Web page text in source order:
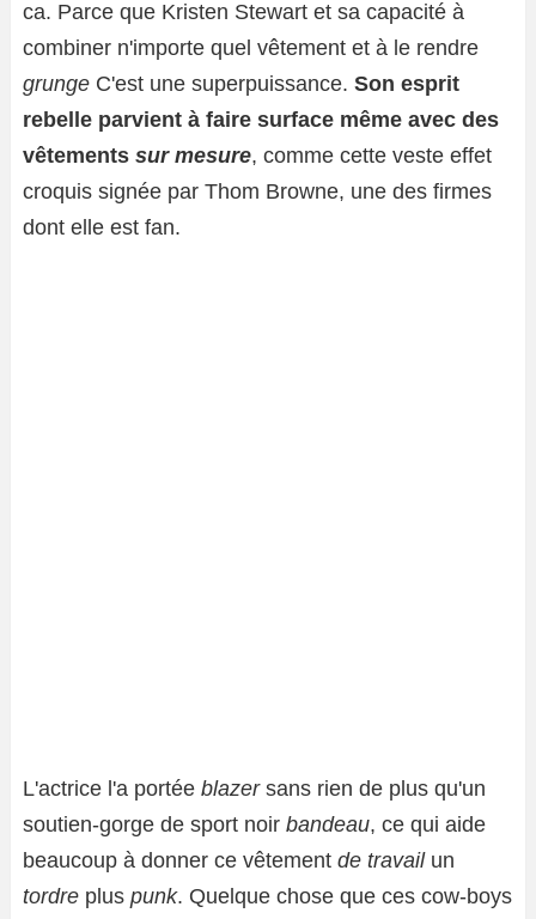
ca. Parce que Kristen Stewart et sa capacité à
combiner n'importe quel vêtement et à le rendre
grunge C'est une superpuissance. Son esprit
rebelle parvient à faire surface même avec des
vêtements sur mesure, comme cette veste effet
croquis signée par Thom Browne, une des firmes
dont elle est fan.
L'actrice l'a portée blazersans rien de plus qu'un
soutien-gorge de sport noir bandeau, ce qui aide
beaucoup à donner ce vêtement de travailun
tordre plus punk. Quelque chose que ces cow-boys